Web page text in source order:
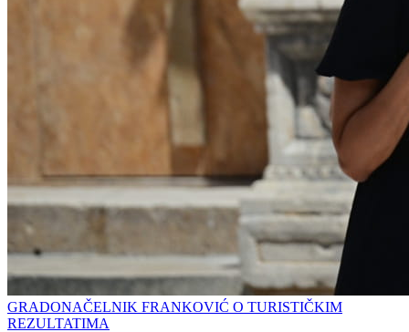
GRADONAČELNIK FRANKOVIĆ O TURISTIČKIM
REZULTATIMA